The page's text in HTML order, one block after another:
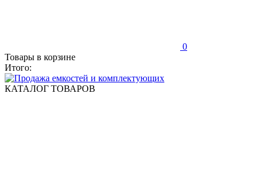
0
Товары в корзине
Итого:
КАТАЛОГ ТОВАРОВ